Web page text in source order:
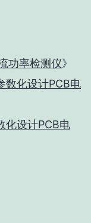
功率检测仪》
数化设计PCB电
化设计PCB电